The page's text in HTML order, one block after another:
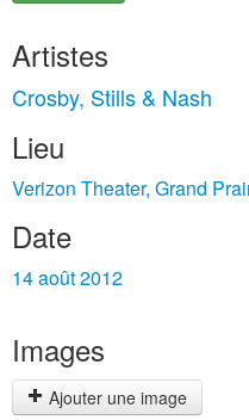
Artistes
Crosby, Stills & Nash
Lieu
Verizon Theater, Grand
Date
14 août 2012
Images
Ajouter une image